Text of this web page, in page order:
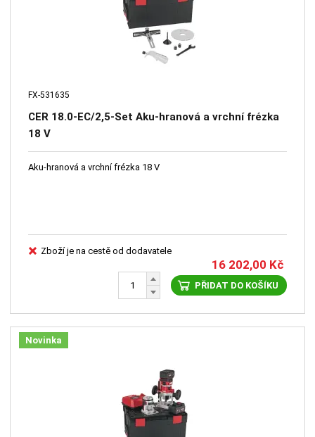
FX-531635
CER 18.0-EC/2,5-Set Aku-hranová a vrchní frézka
18 V
Aku-hranová a vrchní frézka 18 V
Zboží je na cestě od dodavatele
16 202,00 Kč
PŘIDAT DO KOŠÍKU
Novinka